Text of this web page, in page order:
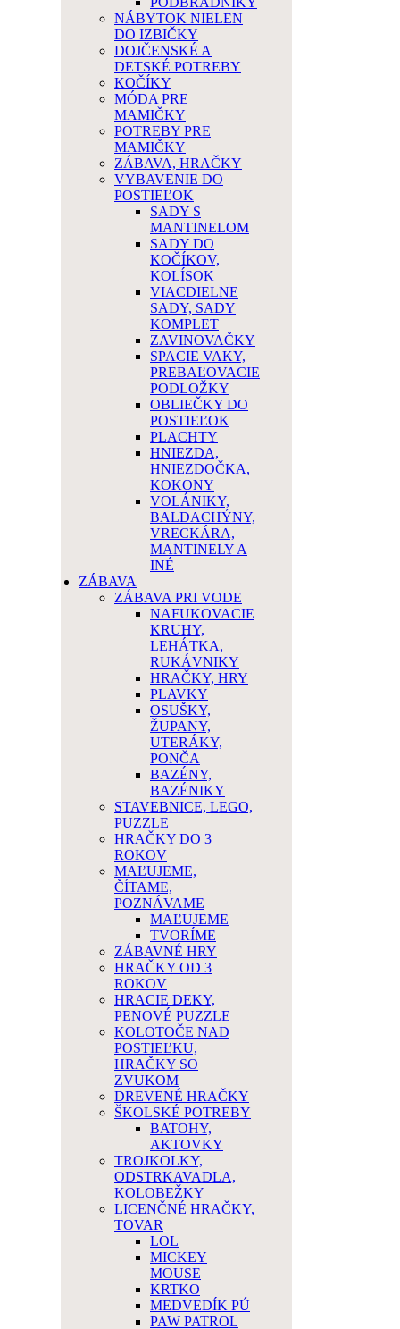
NÁBYTOK NIELEN
DO IZBIČKY
DOJČENSKÉ A
DETSKÉ POTREBY
KOČÍKY
MÓDA PRE
MAMIČKY
POTREBY PRE
MAMIČKY
ZÁBAVA, HRAČKY
VYBAVENIE DO
POSTIEĽOK
SADY S
MANTINELOM
SADY DO
KOČÍKOV,
KOLÍSOK
VIACDIELNE
SADY, SADY
KOMPLET
ZAVINOVAČKY
SPACIE VAKY,
PREBAĽOVACIE
PODLOŽKY
OBLIEČKY DO
POSTIEĽOK
PLACHTY
HNIEZDA,
HNIEZDOČKA,
KOKONY
VOLÁNIKY,
BALDACHÝNY,
VRECKÁRA,
MANTINELY A
INÉ
ZÁBAVA
ZÁBAVA PRI VODE
NAFUKOVACIE
KRUHY,
LEHÁTKA,
RUKÁVNIKY
HRAČKY, HRY
PLAVKY
OSUŠKY,
ŽUPANY,
UTERÁKY,
PONČA
BAZÉNY,
BAZÉNIKY
STAVEBNICE, LEGO,
PUZZLE
HRAČKY DO 3
ROKOV
MAĽUJEME,
ČÍTAME,
POZNÁVAME
MAĽUJEME
TVORÍME
ZÁBAVNÉ HRY
HRAČKY OD 3
ROKOV
HRACIE DEKY,
PENOVÉ PUZZLE
KOLOTOČE NAD
POSTIEĽKU,
HRAČKY SO
ZVUKOM
DREVENÉ HRAČKY
ŠKOLSKÉ POTREBY
BATOHY,
AKTOVKY
TROJKOLKY,
ODSTRKAVADLA,
KOLOBEŽKY
LICENČNÉ HRAČKY,
TOVAR
LOL
MICKEY
MOUSE
KRTKO
MEDVEDÍK PÚ
PAW PATROL